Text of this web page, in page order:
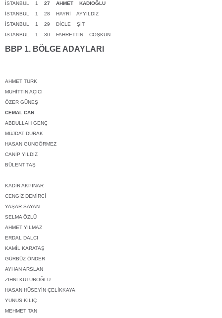
İSTANBUL 1 27 AHMET KADIOĞLU
İSTANBUL 1 28 HAYRİ AYYILDIZ
İSTANBUL 1 29 DİCLE ŞİT
İSTANBUL 1 30 FAHRETTİN COŞKUN
BBP 1. BÖLGE ADAYLARI
AHMET TÜRK
MUHİTTİN AÇICI
ÖZER GÜNEŞ
CEMAL CAN
ABDULLAH GENÇ
MÜJDAT DURAK
HASAN GÜNGÖRMEZ
CANİP YILDIZ
BÜLENT TAŞ
KADİR AKPINAR
CENGİZ DEMİRCİ
YAŞAR SAYAN
SELMA ÖZLÜ
AHMET YILMAZ
ERDAL DALCI
KAMİL KARATAŞ
GÜRBÜZ ÖNDER
AYHAN ARSLAN
ZİHNİ KUTUROĞLU
HASAN HÜSEYİN ÇELİKKAYA
YUNUS KILIÇ
MEHMET TAN